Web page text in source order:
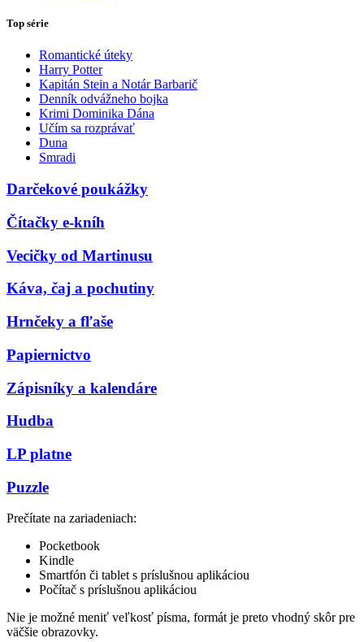
Top série
Romantické úteky
Harry Potter
Kapitán Stein a Notár Barbarič
Denník odvážneho bojka
Krimi Dominika Dána
Učím sa rozprávať
Duna
Smradi
Darčekové poukážky
Čítačky e-kníh
Vecičky od Martinusu
Káva, čaj a pochutiny
Hrnčeky a fľaše
Papiernictvo
Zápisníky a kalendáre
Hudba
LP platne
Puzzle
Prečítate na zariadeniach:
Pocketbook
Kindle
Smartfón či tablet s príslušnou aplikáciou
Počítač s príslušnou aplikáciou
Nie je možné meniť veľkosť písma, formát je preto vhodný skôr pre
väčšie obrazovky.